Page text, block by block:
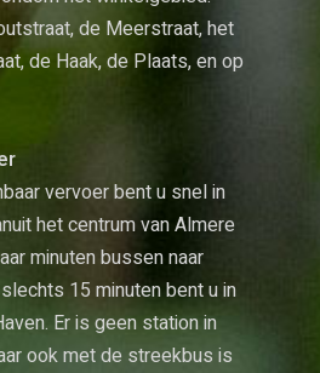
de Meerstraat, het
de Haak, de Plaats, en op
vervoer bent u snel in
het centrum van Almere
minuten bussen naar
15 minuten bent u in
Er is geen station in
ook met de streekbus is